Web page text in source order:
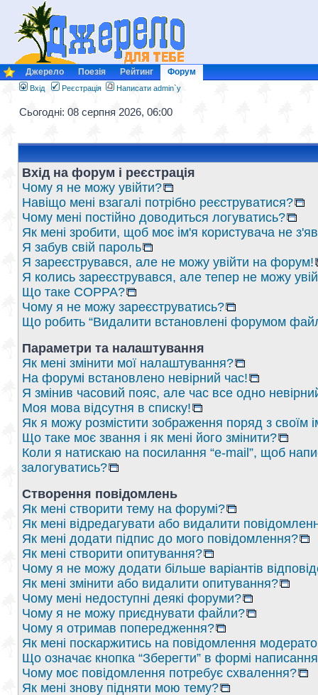
Джерело Поезія Рейтинг Форум
Вхід Реєстрація Написати admin`у
Сьогодні: 08 серпня 2026, 06:00
Вхід на форум і реєстрація
Чому я не можу увійти?
Навіщо мені взагалі потрібно реєструватися?
Чому мені постійно доводиться логуватись?
Як мені зробити, щоб моє ім'я користувача не
Я забув свій пароль
Я зареєструвався, але не можу увійти на форум!
Я колись зареєструвався, але тепер не можу
Що таке COPPA?
Чому я не можу зареєструватись?
Що робить “Видалити встановлені форумом
Параметри та налаштування
Як мені змінити мої налаштування?
На форумі встановлено невірний час!
Я змінив часовий пояс, але час все одно
Моя мова відсутня в списку!
Як я можу розмістити зображення поряд з своїм
Що таке моє звання і як мені його змінити?
Коли я натискаю на посилання “e-mail”, щоб
залогуватись?
Створення повідомлень
Як мені створити тему на форумі?
Як мені відредагувати або видалити
Як мені додати підпис до мого повідомлення?
Як мені створити опитування?
Чому я не можу додати більше варіантів
Як мені змінити або видалити опитування?
Чому мені недоступні деякі форуми?
Чому я не можу приєднувати файли?
Чому я отримав попередження?
Як мені поскаржитись на повідомлення
Що означає кнопка “Зберегти” в формі
Чому моє повідомлення потребує схвалення?
Як мені знову підняти мою тему?